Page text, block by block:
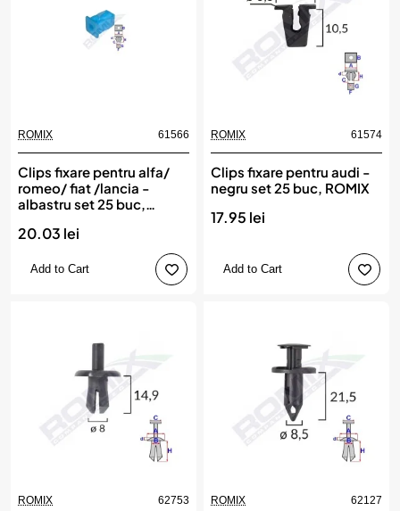
ROMIX 61566
Clips fixare pentru alfa/
romeo/ fiat /lancia -
albastru set 25 buc,
20.03 lei
Add to Cart
ROMIX 61574
Clips fixare pentru audi -
negru set 25 buc, ROMIX
17.95 lei
Add to Cart
ROMIX 62753 ROMIX 62127